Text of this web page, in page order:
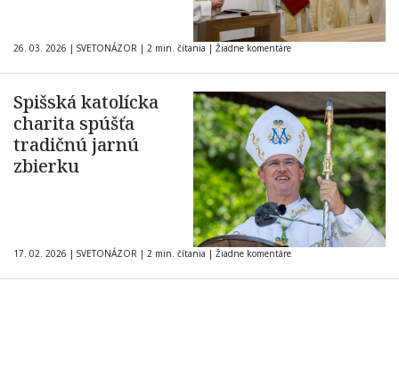
26. 03. 2026 | SVETONÁZOR | 2 min. čítania | Žiadne komentáre
Spišská katolícka
charita spúšťa
tradičnú jarnú
zbierku
17. 02. 2026 | SVETONÁZOR | 2 min. čítania | Žiadne komentáre